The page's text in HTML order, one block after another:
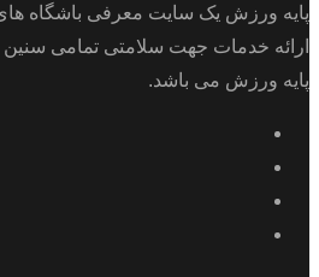
پایه ورزش یک سایت معرفی باشگاه
ارائه خدمات جهت سلامتی تمامی
پایه ورزش می باشد.